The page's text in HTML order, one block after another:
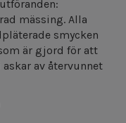
mässing. Alla
smycken
är gjord för att
av återvunnet